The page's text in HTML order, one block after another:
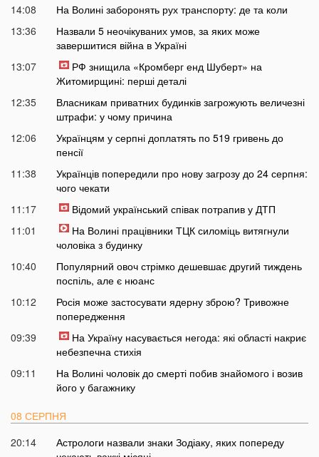
14:08
На Волині заборонять рух транспорту: де та коли
13:36
Назвали 5 неочікуваних умов, за яких може
завершитися війна в Україні
13:07
РФ знищила «Кромберг енд Шуберт» на
Житомирщині: перші деталі
12:35
Власникам приватних будинків загрожують величезні
штрафи: у чому причина
12:06
Українцям у серпні доплатять по 519 гривень до
пенсії
11:38
Українців попередили про нову загрозу до 24 серпня:
чого чекати
11:17
Відомий український співак потрапив у ДТП
11:01
На Волині працівники ТЦК силоміць витягнули
чоловіка з будинку
10:40
Популярний овоч стрімко дешевшає другий тиждень
поспіль, але є нюанс
10:12
Росія може застосувати ядерну зброю? Тривожне
попередження
09:39
На Україну насувається негода: які області накриє
небезпечна стихія
09:11
На Волині чоловік до смерті побив знайомого і возив
його у багажнику
08 СЕРПНЯ
20:14
Астрологи назвали знаки Зодіаку, яких попереду